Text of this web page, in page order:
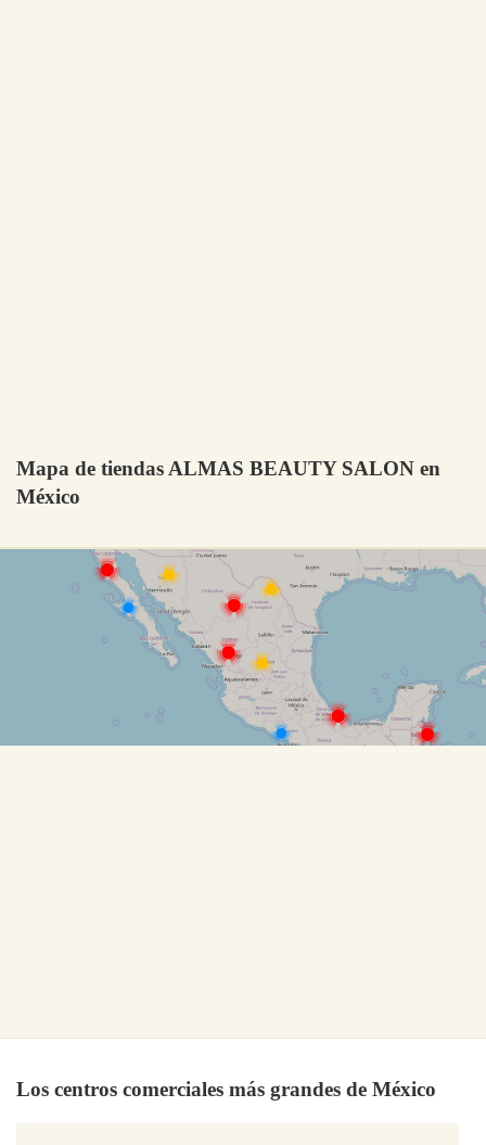
Mapa de tiendas ALMAS BEAUTY SALON en
México
Los centros comerciales más grandes de México